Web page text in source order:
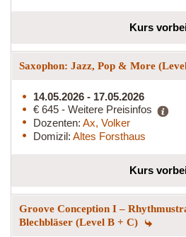
Kurs
Saxophon: Jazz, Pop & More
14.05.2026 - 17.05.2026
€ 645 - Weitere Preisinfos
Dozenten: Ax, Volker
Domizil: Altes Forsthaus
Kurs
Groove Conception I –
Blechbläser (Level B + C)